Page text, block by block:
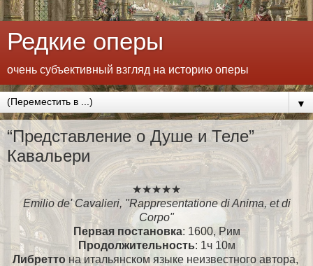
Редкие оперы
очень субъективный взгляд на историю оперы
▼
“Представление о Душе и Теле”
Кавальери
★★★★★
Emilio de' Cavalieri, "Rappresentatione di Anima, et di
Corpo"
Первая постановка: 1600, Рим
Продолжительность: 1ч 10м
Либреттона итальянском языке неизвестного автора,